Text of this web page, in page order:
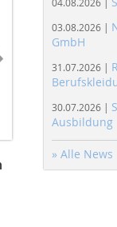
Zimmerei Greinwald
03.08.2026 |
GmbH
31.07.2026 |
30.07.2026 |
Ausbildung
» Alle News